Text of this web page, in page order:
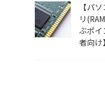
【パ
リ
ぶポ
者向け】